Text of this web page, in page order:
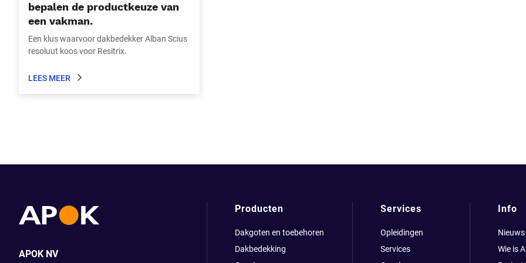
bepalen de productkeuze van
een vakman.
Een klus waarvoor dakbedekker Alban Scius
resoluut koos voor Resitrix.
LEES MEER
APOK NV
Producten
Dakgoten en toebehoren
Dakbedekking
Services
Opleidingen
Services
Info
Nieuws
Wie is